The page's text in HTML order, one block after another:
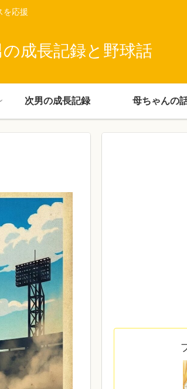
を応援
成長記録と野球話
次男の成長記録 母ちゃんの